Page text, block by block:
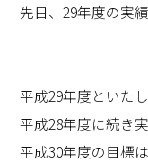
先日、29年度の実
平成29年度といた
平成28年度に続き
平成30年度の目標